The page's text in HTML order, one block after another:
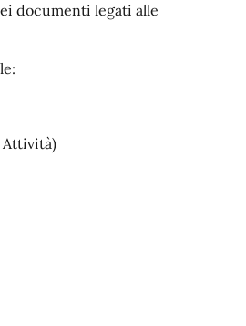
documenti legati alle
Attività)